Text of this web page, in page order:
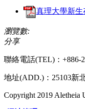
真理大學新
瀏覽數:
分享
聯絡電話(TEL)：+886-
地址(ADD.)：25103新
Copyright 2019 Aletheia